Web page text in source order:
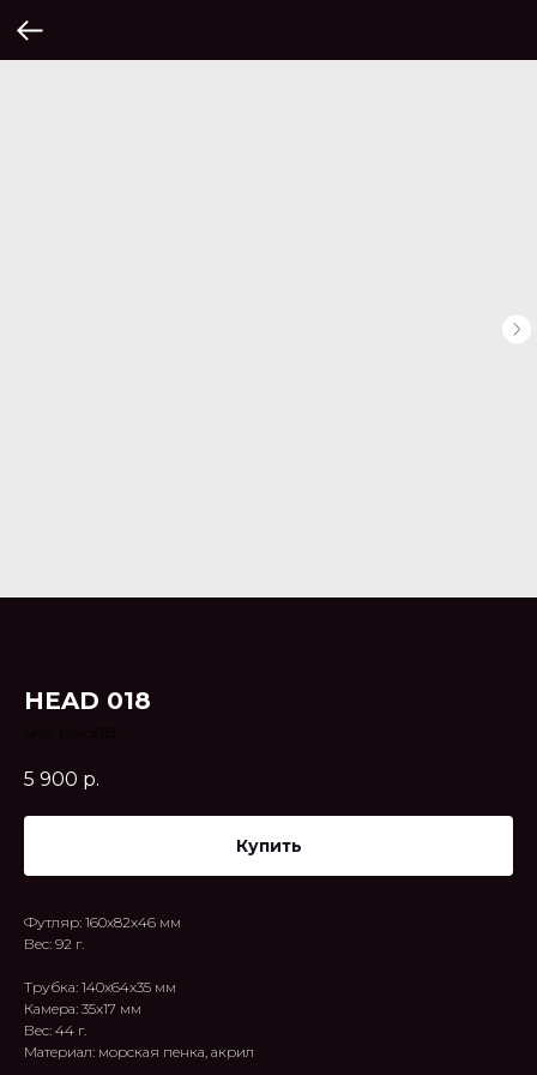
HEAD 018
5 900 р.
Купить
Футляр: 160x82x46 мм
Вес: 92 г.
Трубка: 140x64x35 мм
Камера: 35x17 мм
Вес: 44 г.
Материал: морская пенка, акрил